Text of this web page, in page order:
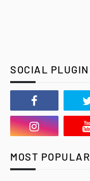
SOCIAL PLUGIN
MOST POPULAR